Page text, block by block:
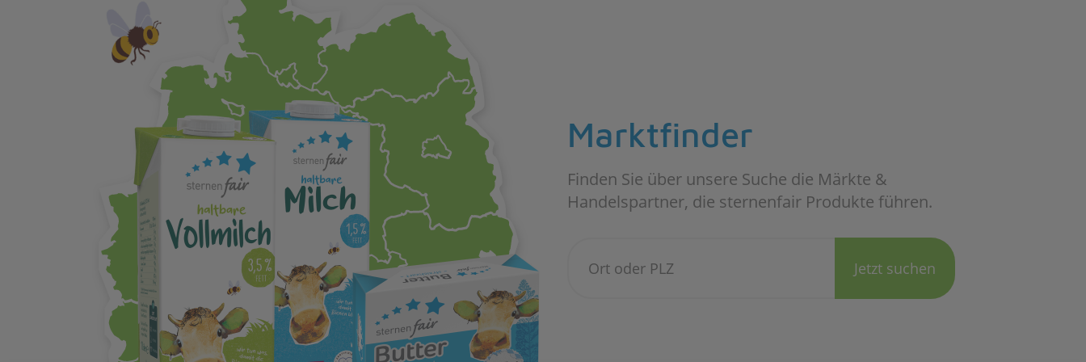
Marktfinder
Finden Sie über unsere Suche die Märkte &
Handelspartner, die sternenfair Produkte führen.